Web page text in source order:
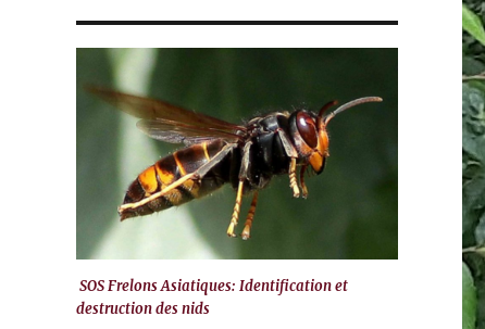
SOS Frelons Asiatiques: Identification et
destruction des nids